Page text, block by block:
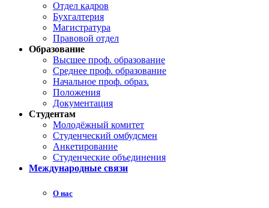
Отдел кадров
Бухгалтерия
Магистратура
Правовой отдел
Образование
Высшее проф. образование
Среднее проф. образование
Начальное проф. образ.
Положения
Документация
Студентам
Молодёжный комитет
Студенческий омбудсмен
Анкетирование
Студенческие объединения
Международные связи
О нас